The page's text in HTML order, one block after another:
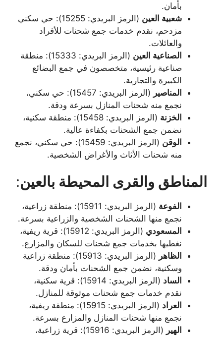
بأمان.
شعبية العين
(الرمز البريدي: 15255): حي سكني
مزدحم، نقدم خدمات جمع شحنات للأفراد
والعائلات.
الصناعية العين
(الرمز البريدي: 15333): منطقة
صناعية رئيسية، متخصصون في جمع البضائع
الكبيرة والتجارية.
المناصير
(الرمز البريدي: 15457): حي سكني،
نجمع منه شحنات المنازل بسرعة ودقة.
الخزنة
(الرمز البريدي: 15458): منطقة سكنية،
نضمن جمع الشحنات بكفاءة عالية.
الوقن
(الرمز البريدي: 15459): حي سكني، نجمع
منه شحنات الأثاث والأغراض الشخصية.
المناطق والقرى المحيطة بالعين:
الفوعة
(الرمز البريدي: 15911): منطقة زراعية،
نجمع منها الشحنات الشخصية والزراعية بسرعة.
المسعودي
(الرمز البريدي: 15912): قرية ريفية،
نغطيها بخدمات جمع شحنات للسكان والمزارع.
الظاهر
(الرمز البريدي: 15913): منطقة زراعية
وسكنية، نضمن جمع الشحنات بأمان ودقة.
الساد
(الرمز البريدي: 15914): قرية سكنية،
نقدم خدمات جمع شحنات موثوقة للمنازل.
العراد
(الرمز البريدي: 15915): منطقة ريفية،
نجمع منها شحنات المنازل والمزارع بسرعة.
الهير
(الرمز البريدي: 15916): قرية زراعية،